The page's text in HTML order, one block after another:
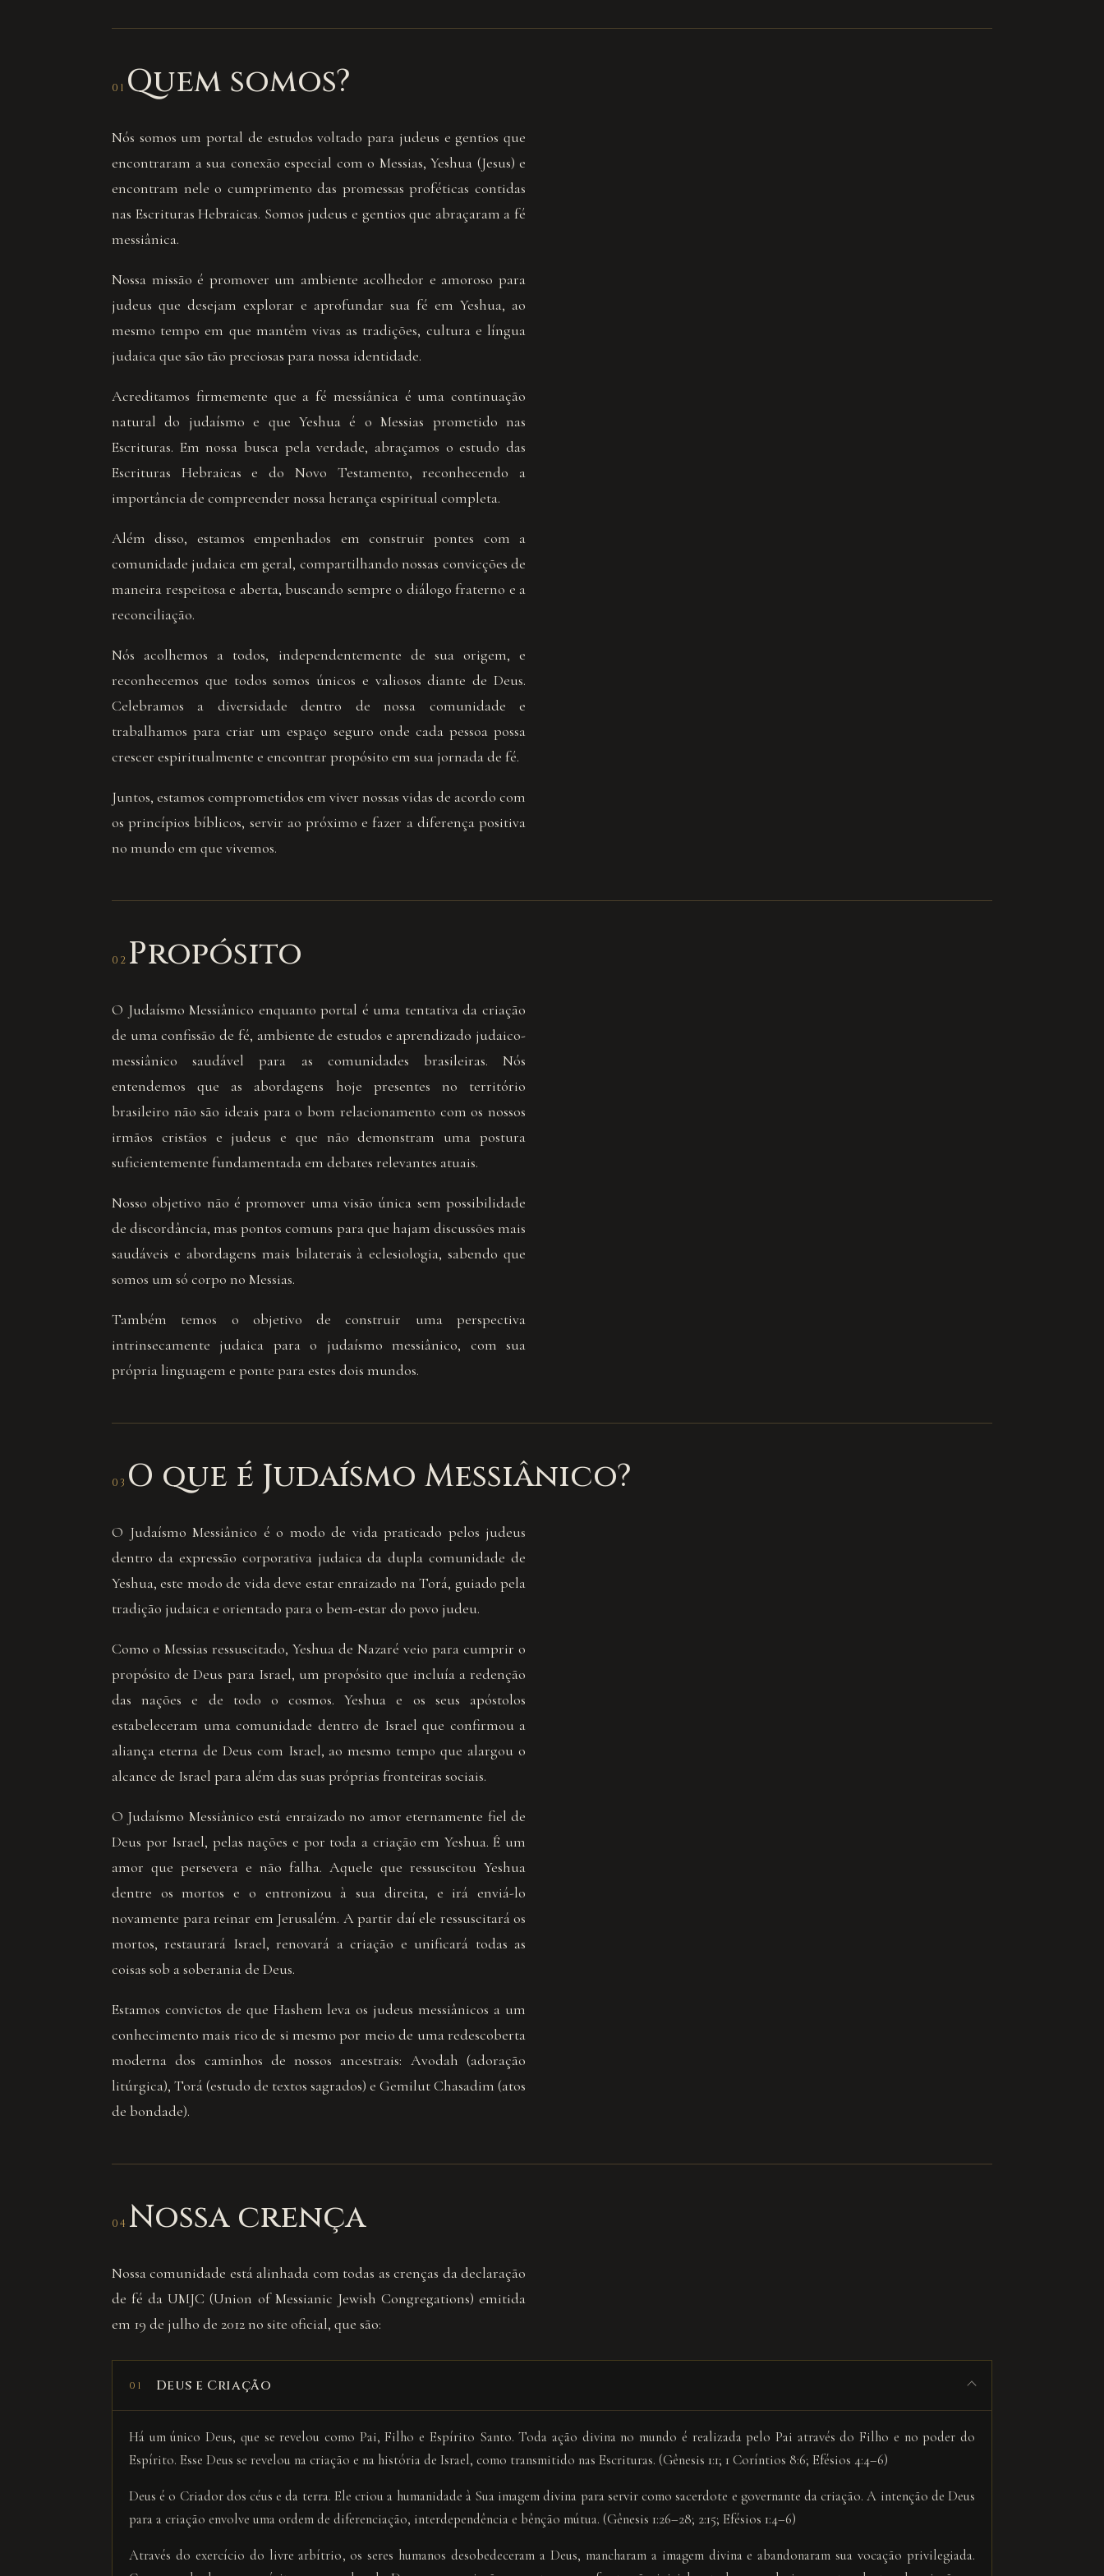
01 Quem somos?
Nós somos um portal de estudos voltado para judeus e gentios que
encontraram a sua conexão especial com o Messias, Yeshua (Jesus) e
encontram nele o cumprimento das promessas proféticas contidas
nas Escrituras Hebraicas. Somos judeus e gentios que abraçaram a fé
messiânica.
Nossa missão é promover um ambiente acolhedor e amoroso para
judeus que desejam explorar e aprofundar sua fé em Yeshua, ao
mesmo tempo em que mantêm vivas as tradições, cultura e língua
judaica que são tão preciosas para nossa identidade.
Acreditamos firmemente que a fé messiânica é uma continuação
natural do judaísmo e que Yeshua é o Messias prometido nas
Escrituras. Em nossa busca pela verdade, abraçamos o estudo das
Escrituras Hebraicas e do Novo Testamento, reconhecendo a
importância de compreender nossa herança espiritual completa.
Além disso, estamos empenhados em construir pontes com a
comunidade judaica em geral, compartilhando nossas convicções de
maneira respeitosa e aberta, buscando sempre o diálogo fraterno e a
reconciliação.
Nós acolhemos a todos, independentemente de sua origem, e
reconhecemos que todos somos únicos e valiosos diante de Deus.
Celebramos a diversidade dentro de nossa comunidade e
trabalhamos para criar um espaço seguro onde cada pessoa possa
crescer espiritualmente e encontrar propósito em sua jornada de fé.
Juntos, estamos comprometidos em viver nossas vidas de acordo com
os princípios bíblicos, servir ao próximo e fazer a diferença positiva
no mundo em que vivemos.
02 Propósito
O Judaísmo Messiânico enquanto portal é uma tentativa da criação
de uma confissão de fé, ambiente de estudos e aprendizado judaico-
messiânico saudável para as comunidades brasileiras. Nós
entendemos que as abordagens hoje presentes no território
brasileiro não são ideais para o bom relacionamento com os nossos
irmãos cristãos e judeus e que não demonstram uma postura
suficientemente fundamentada em debates relevantes atuais.
Nosso objetivo não é promover uma visão única sem possibilidade
de discordância, mas pontos comuns para que hajam discussões mais
saudáveis e abordagens mais bilaterais à eclesiologia, sabendo que
somos um só corpo no Messias.
Também temos o objetivo de construir uma perspectiva
intrinsecamente judaica para o judaísmo messiânico, com sua
própria linguagem e ponte para estes dois mundos.
03 O que é Judaísmo Messiânico?
O Judaísmo Messiânico é o modo de vida praticado pelos judeus
dentro da expressão corporativa judaica da dupla comunidade de
Yeshua, este modo de vida deve estar enraizado na Torá, guiado pela
tradição judaica e orientado para o bem-estar do povo judeu.
Como o Messias ressuscitado, Yeshua de Nazaré veio para cumprir o
propósito de Deus para Israel, um propósito que incluía a redenção
das nações e de todo o cosmos. Yeshua e os seus apóstolos
estabeleceram uma comunidade dentro de Israel que confirmou a
aliança eterna de Deus com Israel, ao mesmo tempo que alargou o
alcance de Israel para além das suas próprias fronteiras sociais.
O Judaísmo Messiânico está enraizado no amor eternamente fiel de
Deus por Israel, pelas nações e por toda a criação em Yeshua. É um
amor que persevera e não falha. Aquele que ressuscitou Yeshua
dentre os mortos e o entronizou à sua direita, e irá enviá-lo
novamente para reinar em Jerusalém. A partir daí ele ressuscitará os
mortos, restaurará Israel, renovará a criação e unificará todas as
coisas sob a soberania de Deus.
Estamos convictos de que Hashem leva os judeus messiânicos a um
conhecimento mais rico de si mesmo por meio de uma redescoberta
moderna dos caminhos de nossos ancestrais: Avodah (adoração
litúrgica), Torá (estudo de textos sagrados) e Gemilut Chasadim (atos
de bondade).
04 Nossa crença
Nossa comunidade está alinhada com todas as crenças da declaração
de fé da UMJC (Union of Messianic Jewish Congregations) emitida
em 19 de julho de 2012 no site oficial, que são:
01 Deus e Criação
Há um único Deus, que se revelou como Pai, Filho e Espírito Santo. Toda ação divina no mundo é realizada pelo Pai através do Filho e no poder do
Espírito. Esse Deus se revelou na criação e na história de Israel, como transmitido nas Escrituras. (Gênesis 1:1; 1 Coríntios 8:6; Efésios 4:4–6)
Deus é o Criador dos céus e da terra. Ele criou a humanidade à Sua imagem divina para servir como sacerdote e governante da criação. A intenção de Deus
para a criação envolve uma ordem de diferenciação, interdependência e bênção mútua. (Gênesis 1:26–28; 2:15; Efésios 1:4–6)
Através do exercício do livre arbítrio, os seres humanos desobedeceram a Deus, mancharam a imagem divina e abandonaram sua vocação privilegiada.